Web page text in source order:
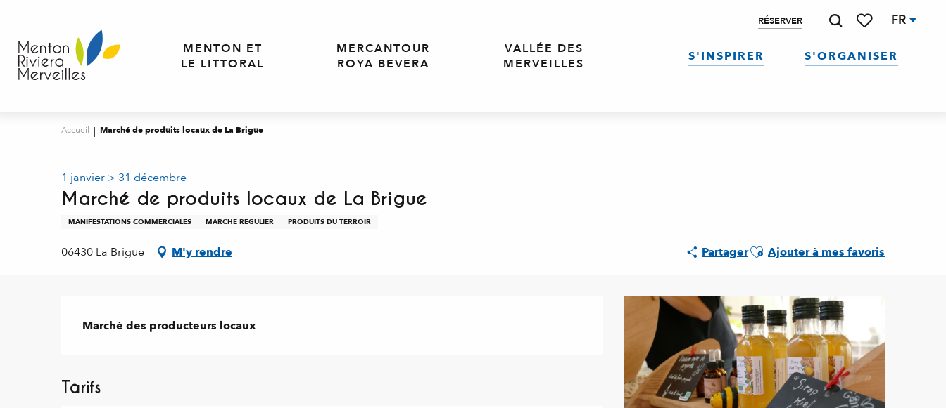
contenu
principal
RÉSERVER FR
MENTON ET
LE LITTORAL
MERCANTOUR
ROYA BEVERA
VALLÉE DES
MERVEILLES
S'INSPIRER S'ORGANISER
Accueil Marché de produits locaux de La Brigue
1 janvier > 31 décembre
Marché de produits locaux de La Brigue
MANIFESTATIONS COMMERCIALES MARCHÉ RÉGULIER PRODUITS DU TERROIR
06430 La Brigue M'y rendre PartagerAjouter aux favoris
Ajouter à mes favoris
Description
Marché des producteurs locaux
Tarifs